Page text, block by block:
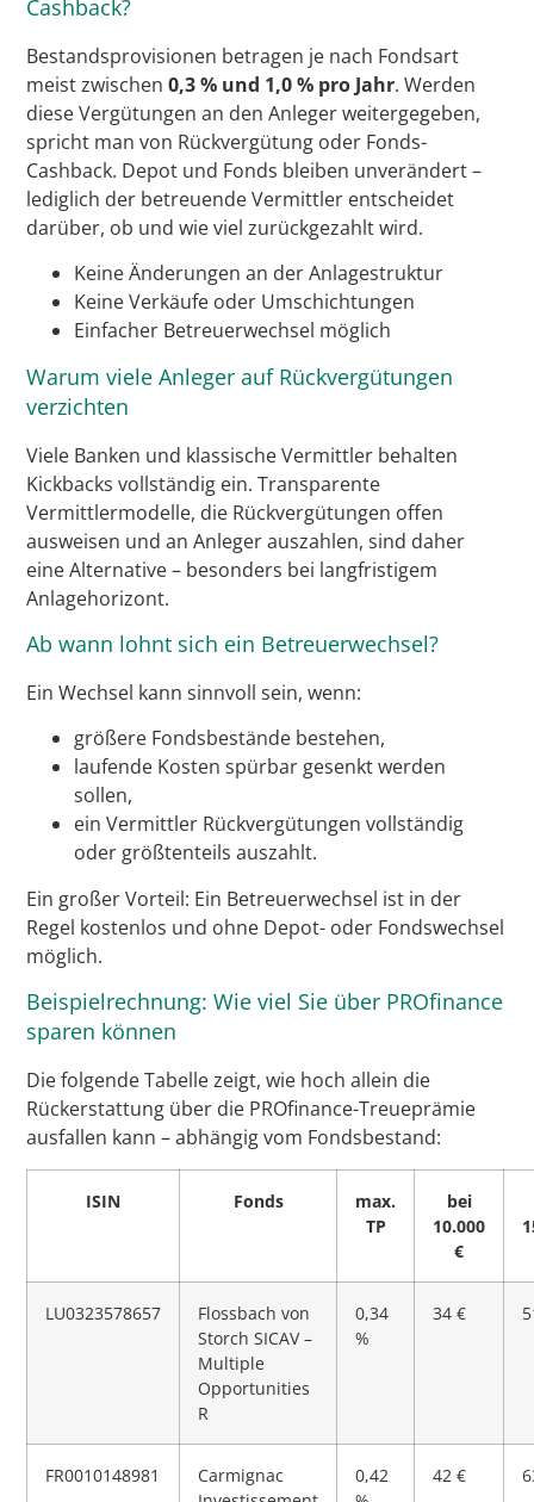
Cashback?
Bestandsprovisionen betragen je nach Fondsart
meist zwischen0,3 % und 1,0 % pro Jahr. Werden
diese Vergütungen an den Anleger weitergegeben,
spricht man von Rückvergütung oder Fonds-
Cashback. Depot und Fonds bleiben unverändert –
lediglich der betreuende Vermittler entscheidet
darüber, ob und wie viel zurückgezahlt wird.
Keine Änderungen an der Anlagestruktur
Keine Verkäufe oder Umschichtungen
Einfacher Betreuerwechsel möglich
Warum viele Anleger auf Rückvergütungen
verzichten
Viele Banken und klassische Vermittler behalten
Kickbacks vollständig ein. Transparente
Vermittlermodelle, die Rückvergütungen offen
ausweisen und an Anleger auszahlen, sind daher
eine Alternative – besonders bei langfristigem
Anlagehorizont.
Ab wann lohnt sich ein Betreuerwechsel?
Ein Wechsel kann sinnvoll sein, wenn:
größere Fondsbestände bestehen,
laufende Kosten spürbar gesenkt werden
sollen,
ein Vermittler Rückvergütungen vollständig
oder größtenteils auszahlt.
Ein großer Vorteil: Ein Betreuerwechsel ist in der
Regel kostenlos und ohne Depot- oder Fondswechsel
möglich.
Beispielrechnung: Wie viel Sie über PROfinance
sparen können
Die folgende Tabelle zeigt, wie hoch allein die
Rückerstattung über die PROfinance-Treueprämie
ausfallen kann – abhängig vom Fondsbestand:
ISIN Fonds
max.
TP
bei
10.000
€
LU0323578657
Flossbach von
Storch SICAV –
Multiple
Opportunities
R
0,34
%
34 €
FR0010148981
Carmignac
0,42
42 €